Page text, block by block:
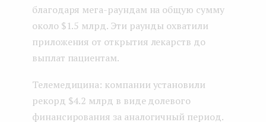
благодаря мега-раундам на общую сумму
около $1.5 млрд. Эти раунды охватили
приложения от открытия лекарств до
выплат пациентам.
Телемедицина: компании установили
рекорд $4.2 млрд в виде долевого
финансирования за аналогичный период.